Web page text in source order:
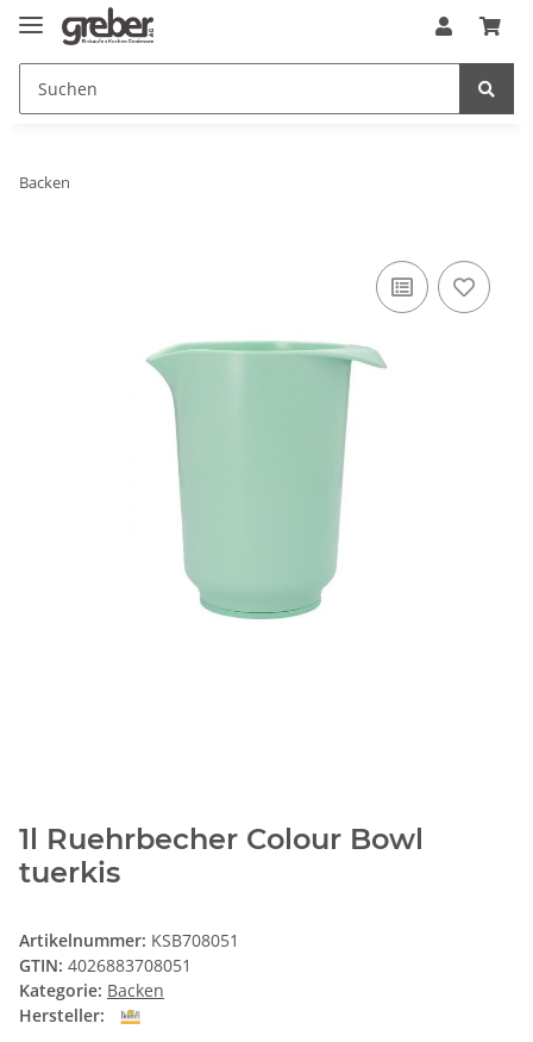
Backen
1l Ruehrbecher Colour Bowl
tuerkis
Artikelnummer: KSB708051
GTIN: 4026883708051
Kategorie: Backen
Hersteller: